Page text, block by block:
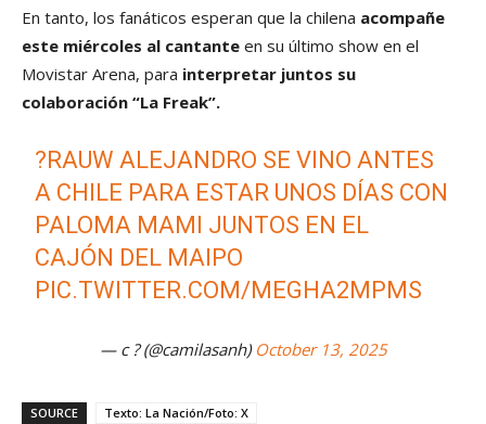
En tanto, los fanáticos esperan que la chilena acompañe
este miércoles al cantante en su último show en el
Movistar Arena, para interpretar juntos su
colaboración “La Freak”.
?RAUW ALEJANDRO SE VINO ANTES
A CHILE PARA ESTAR UNOS DÍAS CON
PALOMA MAMI JUNTOS EN EL
CAJÓN DEL MAIPO
PIC.TWITTER.COM/MEGHA2MPMS
— c ? (@camilasanh) October 13, 2025
SOURCE
Texto: La Nación/Foto: X